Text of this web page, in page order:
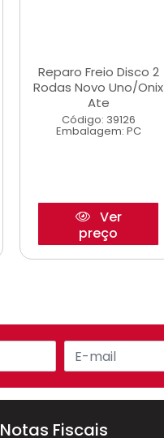
Reparo Freio Disco 2
Rodas Novo Uno/Onix
Ate
Código: 39126
Embalagem: PC
Ver
preço
Notas Fiscais